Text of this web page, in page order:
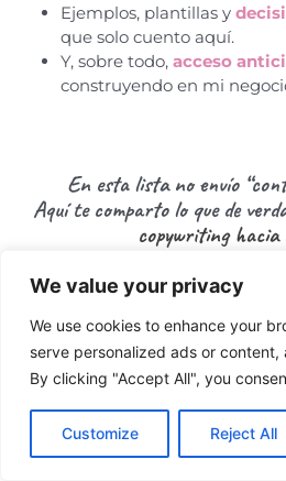
We value your privacy
We use cookies to enhance your
serve personalized ads or
By clicking "Accept All", you
Customize Reject All
Ejemplos, plantillas y
que solo cuento aquí.
Y, sobre todo, acceso
construyendo en mi
En esta lista no envío
Aquí te comparto lo que de
copywritinghacia
transparencia y